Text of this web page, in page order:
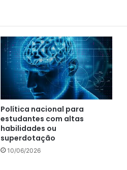
Política nacional para
estudantes com altas
habilidades ou
superdotação
10/06/2026